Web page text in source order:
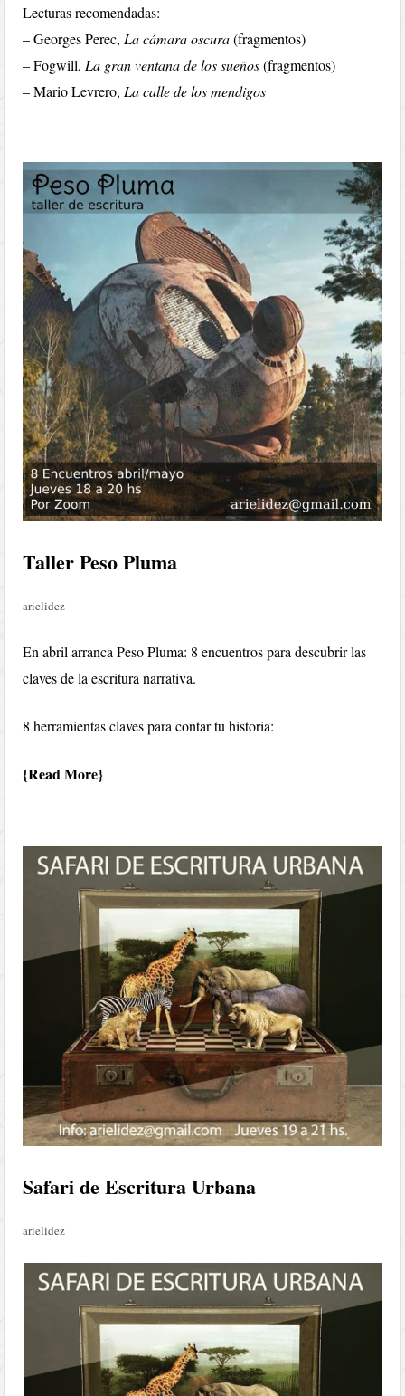
Lecturas recomendadas:
– Georges Perec, La cámara oscura(fragmentos)
– Fogwill, La gran ventana de los sueños(fragmentos)
– Mario Levrero, La calle de los mendigos
Taller Peso Pluma
arielidez
En abril arranca Peso Pluma: 8 encuentros para descubrir las
claves de la escritura narrativa.
8 herramientas claves para contar tu historia:
Read More
Safari de Escritura Urbana
arielidez